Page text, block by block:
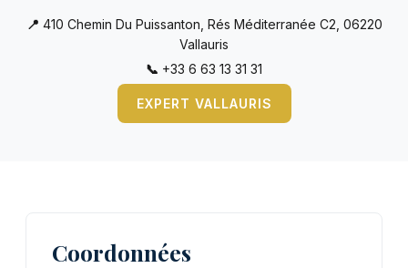
📍 410 Chemin Du Puissanton, Rés Méditerranée C2, 06220
Vallauris
📞 +33 6 63 13 31 31
EXPERT VALLAURIS
Coordonnées